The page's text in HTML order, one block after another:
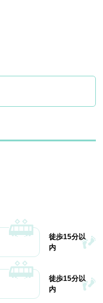
徒歩15分以
内
徒歩15分以
内